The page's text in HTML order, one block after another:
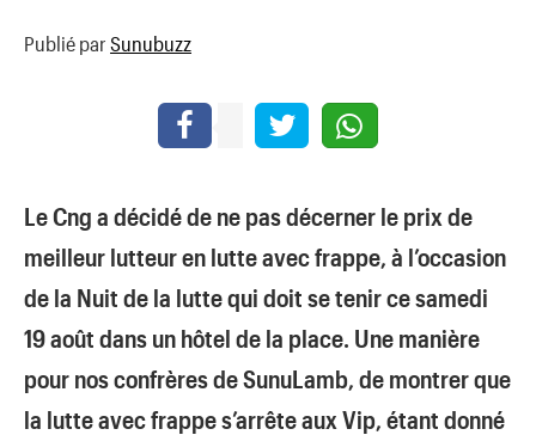
Publié par Sunubuzz
Le Cng a décidé de ne pas décerner le prix de
meilleur lutteur en lutte avec frappe, à l’occasion
de la Nuit de la lutte qui doit se tenir ce samedi
19 août dans un hôtel de la place. Une manière
pour nos confrères de SunuLamb, de montrer que
la lutte avec frappe s’arrête aux Vip, étant donné